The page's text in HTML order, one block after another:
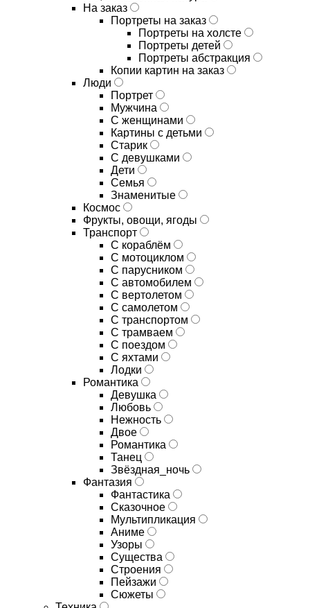
На заказ
Портреты на заказ
Портреты на холсте
Портреты детей
Портреты абстракция
Копии картин на заказ
Люди
Портрет
Мужчина
С женщинами
Картины с детьми
Старик
С девушками
Дети
Семья
Знаменитые
Космос
Фрукты, овощи, ягоды
Транспорт
С кораблём
С мотоциклом
С парусником
С автомобилем
С вертолетом
С самолетом
С транспортом
С трамваем
С поездом
С яхтами
Лодки
Романтика
Девушка
Любовь
Нежность
Двое
Романтика
Танец
Звёздная_ночь
Фантазия
Фантастика
Сказочное
Мультипликация
Аниме
Узоры
Существа
Строения
Пейзажи
Сюжеты